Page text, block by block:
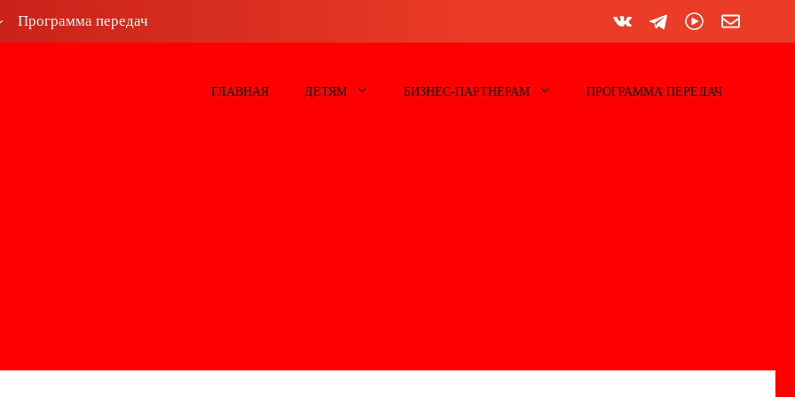
Программа передач
ГЛАВНАЯ ДЕТЯМ БИЗНЕС-ПАРТНЕРАМ ПРОГРАММА ПЕРЕДАЧ